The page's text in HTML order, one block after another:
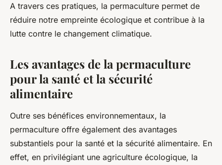
A travers ces pratiques, la permaculture permet de
réduire notre empreinte écologique et contribue à la
lutte contre le changement climatique.
Les avantages de la permaculture
pour la santé et la sécurité
alimentaire
Outre ses bénéfices environnementaux, la
permaculture offre également des avantages
substantiels pour la santé et la sécurité alimentaire. En
effet, en privilégiant une agriculture écologique, la